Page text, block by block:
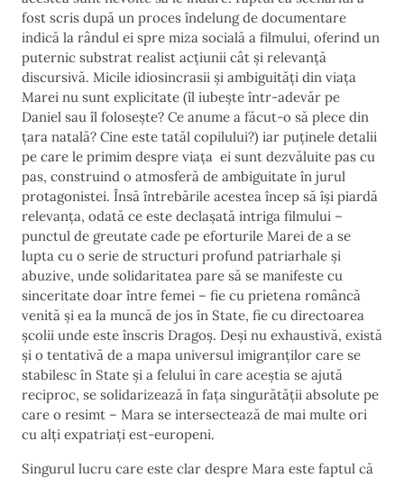
fost scris după un proces îndelung de documentare
indică la rândul ei spre miza socială a filmului, oferind un
puternic substrat realist acțiunii cât și relevanță
discursivă. Micile idiosincrasii și ambiguități din viața
Marei nu sunt explicitate (îl iubește într-adevăr pe
Daniel sau îl folosește? Ce anume a făcut-o să plece din
țara natală? Cine este tatăl copilului?) iar puținele detalii
pe care le primim despre viața ei sunt dezvăluite pas cu
pas, construind o atmosferă de ambiguitate în jurul
protagonistei. Însă întrebările acestea încep să își piardă
relevanța, odată ce este declașată intriga filmului –
punctul de greutate cade pe eforturile Marei de a se
lupta cu o serie de structuri profund patriarhale și
abuzive, unde solidaritatea pare să se manifeste cu
sinceritate doar între femei – fie cu prietena româncă
venită și ea la muncă de jos în State, fie cu directoarea
școlii unde este înscris Dragoș. Deși nu exhaustivă, există
și o tentativă de a mapa universul imigranților care se
stabilesc în State și a felului în care aceștia se ajută
reciproc, se solidarizează în fața singurătății absolute pe
care o resimt – Mara se intersectează de mai multe ori
cu alți expatriați est-europeni.
Singurul lucru care este clar despre Mara este faptul că